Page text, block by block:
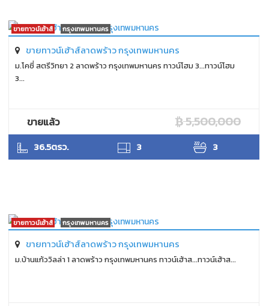
ขายทาวน์เฮ้าส์ กรุงเทพมหานคร
ขายทาวน์เฮ้าส์ลาดพร้าว กรุงเทพมหานคร
ม.โคซี่ สตรีวิทยา 2 ลาดพร้าว กรุงเทพมหานคร ทาวน์โฮม 3...ทาวน์โฮม
3...
ขายแล้ว 5,500,000
36.5ตรว. 3 3
SUKHON
ขายทาวน์เฮ้าส์ กรุงเทพมหานคร
ขายทาวน์เฮ้าส์ลาดพร้าว กรุงเทพมหานคร
ม.บ้านแก้ววิลล่า 1 ลาดพร้าว กรุงเทพมหานคร ทาวน์เฮ้าส...ทาวน์เฮ้าส...